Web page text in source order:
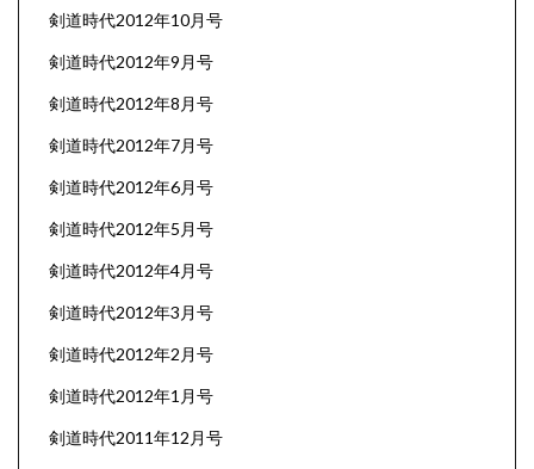
剣道時代2012年10月号
剣道時代2012年9月号
剣道時代2012年8月号
剣道時代2012年7月号
剣道時代2012年6月号
剣道時代2012年5月号
剣道時代2012年4月号
剣道時代2012年3月号
剣道時代2012年2月号
剣道時代2012年1月号
剣道時代2011年12月号